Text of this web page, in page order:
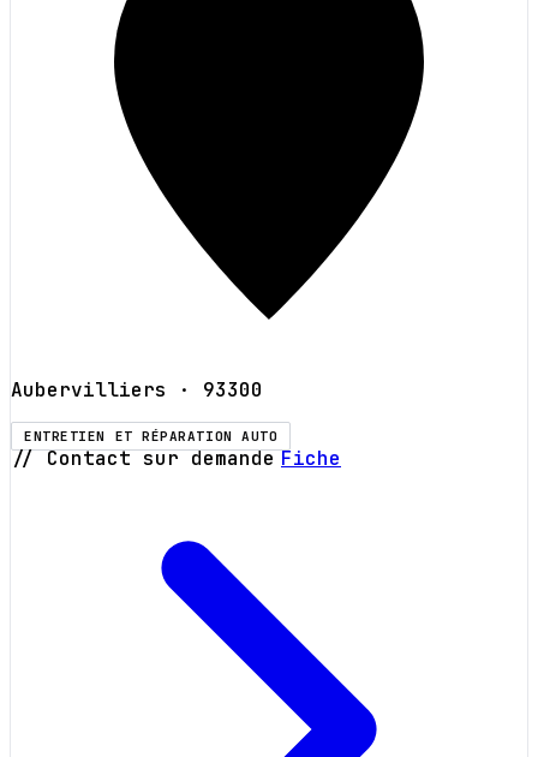
Aubervilliers · 93300
ENTRETIEN ET RÉPARATION AUTO
// Contact sur demande Fiche